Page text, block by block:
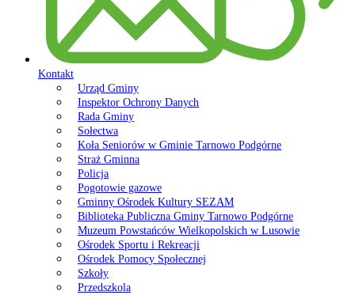
Kontakt
Urząd Gminy
Inspektor Ochrony Danych
Rada Gminy
Sołectwa
Koła Seniorów w Gminie Tarnowo Podgórne
Straż Gminna
Policja
Pogotowie gazowe
Gminny Ośrodek Kultury SEZAM
Biblioteka Publiczna Gminy Tarnowo Podgórne
Muzeum Powstańców Wielkopolskich w Lusowie
Ośrodek Sportu i Rekreacji
Ośrodek Pomocy Społecznej
Szkoły
Przedszkola